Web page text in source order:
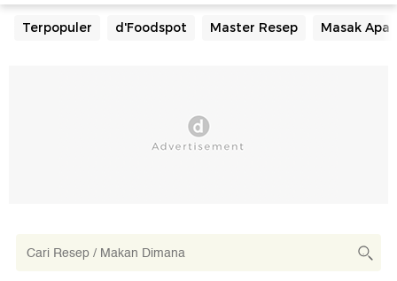
Terpopuler d'Foodspot Master Resep Masak Apa